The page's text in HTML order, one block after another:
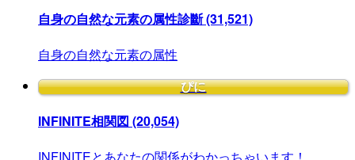
自身の自然な元素の属性診斷(31,521)
自身の自然な元素の属性
ぴに
INFINITE相関図 (20,054)